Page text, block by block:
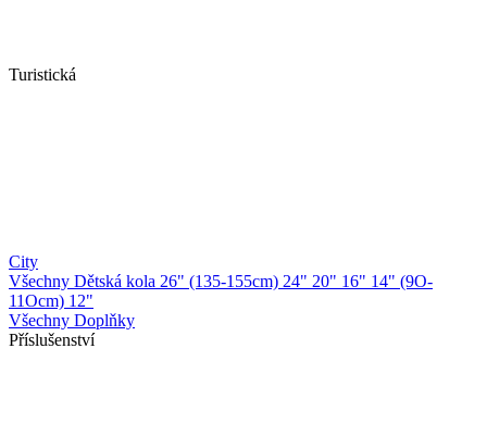
Turistická
City
Všechny Dětská kola 26" (135-155cm) 24" 20" 16" 14" (9O-
11Ocm) 12"
Všechny Doplňky
Příslušenství